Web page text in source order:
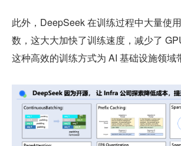
此外，DeepSeek 在训练过程中大量使
数，这大大加快了训练速度，减少了
这种高效的训练方式为 AI 基础设施领域